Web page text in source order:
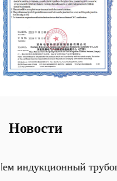
Новости
Чем фланцевый